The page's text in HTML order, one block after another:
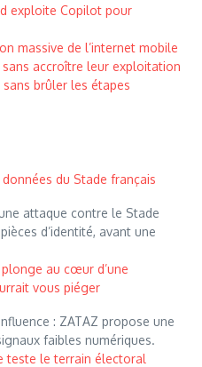
exploite Copilot pour
massive de l’internet mobile
sans accroître leur exploitation
brûler les étapes
du Stade français
attaque contre le Stade
d’identité, avant une
au cœur d’une
vous piéger
: ZATAZ propose une
faibles numériques.
teste le terrain électoral